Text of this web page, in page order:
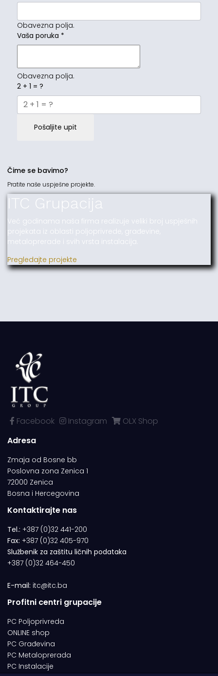
Obavezna polja.
Vaša poruka *
Obavezna polja.
2 + 1 = ?
Pošaljite upit
Čime se bavimo?
Pratite naše uspješne projekte.
ITC Grupacija
Već godinama naša firma realizuje veliki broj uspješnih
projekata iz oblasti poljoprivrede, građevine,
metaloprerade i svih vrsta instalacija.
Pregledajte projekte
Facebook Instagram
OLX Shop
Adresa
Zmaja od Bosne bb
Poslovna zona Zenica 1
72000 Zenica
Bosna i Hercegovina
Kontaktirajte nas
Tel.: +387 (0)32 441-200
Fax: +387 (0)32 405-970
Službenik za zaštitu ličnih podataka
+387 (0)32 464-450
E-mail: itc@itc.ba
Profitni centri grupacije
PC Poljoprivreda
ONLINE shop
PC Građevina
PC Metaloprerada
PC Instalacije